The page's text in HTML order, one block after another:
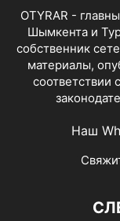
OTYRAR -
Шымкента и
собственник
материалы,
соответствии
Наш